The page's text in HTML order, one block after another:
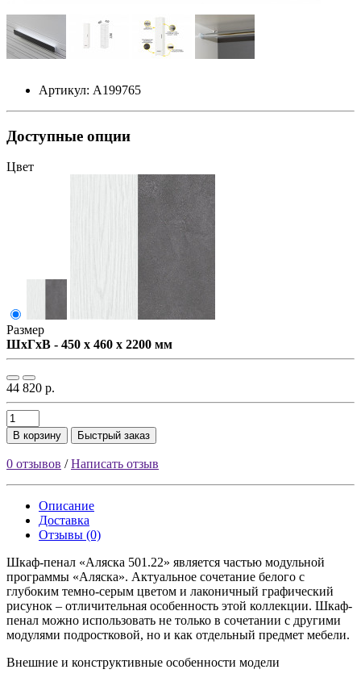
Артикул: А199765
Доступные опции
Цвет
Размер
ШxГxВ - 450 x 460 x 2200 мм
44 820 р.
В корзину Быстрый заказ
0 отзывов /Написать отзыв
Описание
Доставка
Отзывы (0)
Шкаф-пенал «Аляска 501.22» является частью модульной
программы «Аляска». Актуальное сочетание белого с
глубоким темно-серым цветом и лаконичный графический
рисунок – отличительная особенность этой коллекции. Шкаф-
пенал можно использовать не только в сочетании с другими
модулями подростковой, но и как отдельный предмет мебели.
Внешние и конструктивные особенности модели